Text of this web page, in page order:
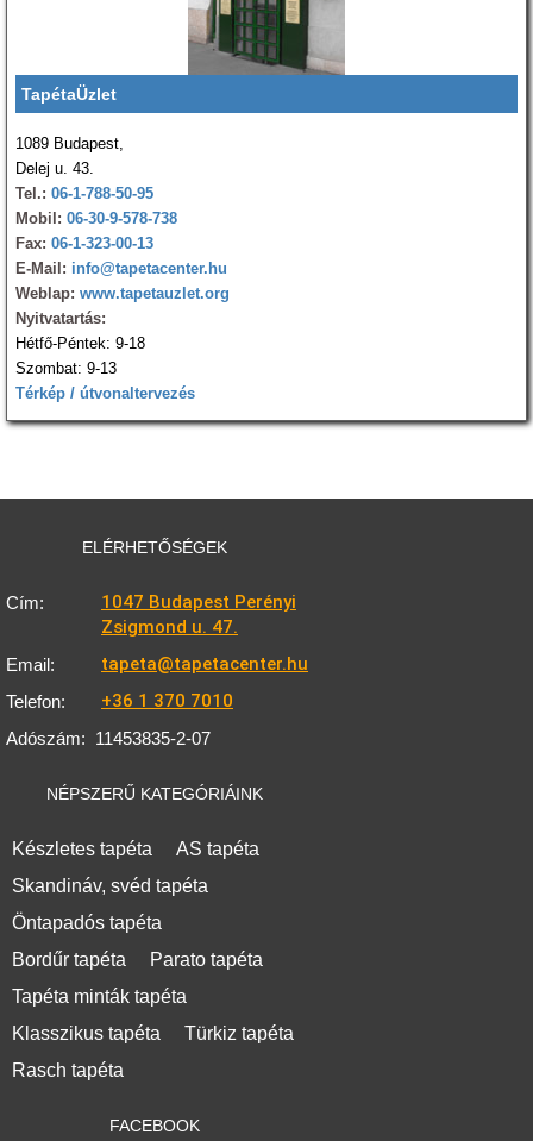
TapétaÜzlet
1089 Budapest,
Delej u. 43.
Tel.: 06-1-788-50-95
Mobil: 06-30-9-578-738
Fax: 06-1-323-00-13
E-Mail: info@tapetacenter.hu
Weblap: www.tapetauzlet.org
Nyitvatartás:
Hétfő-Péntek: 9-18
Szombat: 9-13
Térkép / útvonaltervezés
ELÉRHETŐSÉGEK
Cím:
1047 Budapest Perényi
Zsigmond u. 47.
Email: tapeta@tapetacenter.hu
Telefon: +36 1 370 7010
Adószám: 11453835-2-07
NÉPSZERŰ KATEGÓRIÁINK
Készletes tapéta
AS tapéta
Skandináv, svéd tapéta
Öntapadós tapéta
Bordűr tapéta
Parato tapéta
Tapéta minták tapéta
Klasszikus tapéta
Türkiz tapéta
Rasch tapéta
FACEBOOK